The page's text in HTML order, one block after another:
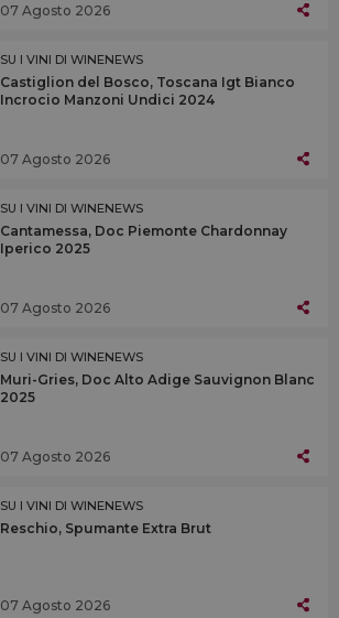
07 Agosto 2026
SU I VINI DI WINENEWS
Castiglion del Bosco, Toscana Igt Bianco
Incrocio Manzoni Undici 2024
07 Agosto 2026
SU I VINI DI WINENEWS
Cantamessa, Doc Piemonte Chardonnay
Iperico 2025
07 Agosto 2026
SU I VINI DI WINENEWS
Muri-Gries, Doc Alto Adige Sauvignon Blanc
2025
07 Agosto 2026
SU I VINI DI WINENEWS
Reschio, Spumante Extra Brut
07 Agosto 2026